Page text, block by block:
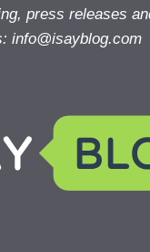
press releases
info@isayblog.com